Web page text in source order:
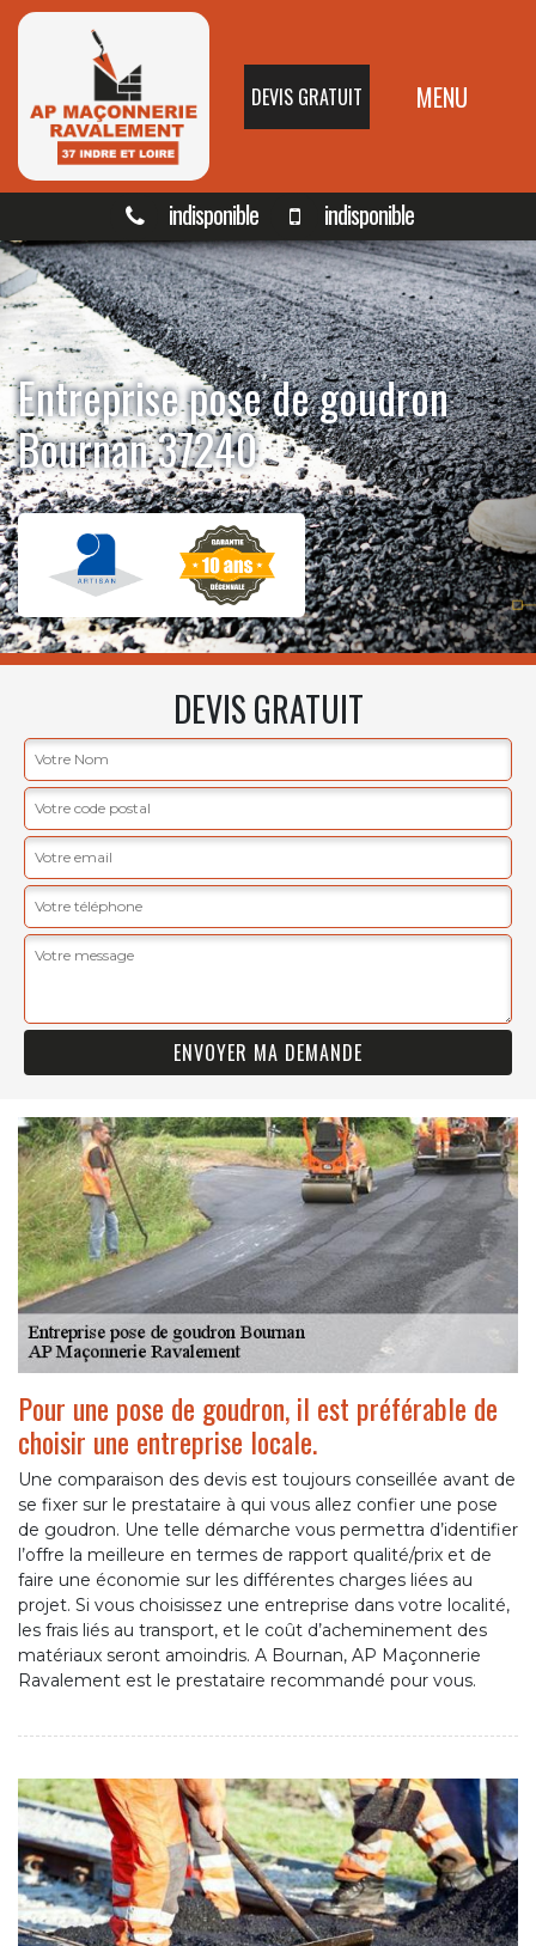
DEVIS GRATUIT MENU
indisponible indisponible
Entreprise pose de goudron
Bournan 37240
DEVIS GRATUIT
Pour une pose de goudron, il est préférable de
choisir une entreprise locale.
Une comparaison des devis est toujours conseillée avant de
se fixer sur le prestataire à qui vous allez confier une pose
de goudron. Une telle démarche vous permettra d’identifier
l’offre la meilleure en termes de rapport qualité/prix et de
faire une économie sur les différentes charges liées au
projet. Si vous choisissez une entreprise dans votre localité,
les frais liés au transport, et le coût d’acheminement des
matériaux seront amoindris. A Bournan, AP Maçonnerie
Ravalement est le prestataire recommandé pour vous.